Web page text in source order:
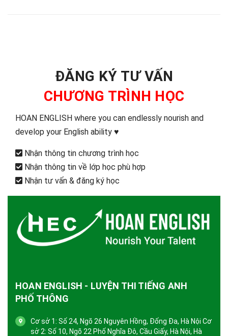
ĐĂNG KÝ TƯ VẤN
CHƯƠNG TRÌNH HỌC
HOAN ENGLISH where you can endlessly nourish and
develop your English ability ♥️
Nhận thông tin chương trình học
Nhận thông tin về lớp học phù hợp
Nhận tư vấn & đăng ký học
HOAN ENGLISH - LUYỆN THI TIẾNG ANH
PHỐ THÔNG
Cơ sở 1: Số 24, Ngõ 26 Nguyên Hồng, Đống Đa, Hà Nội Cơ
sở 2: Số 10, Ngõ 22 Phố Nghĩa Đô, Cầu Giấy, Hà Nội, Hà